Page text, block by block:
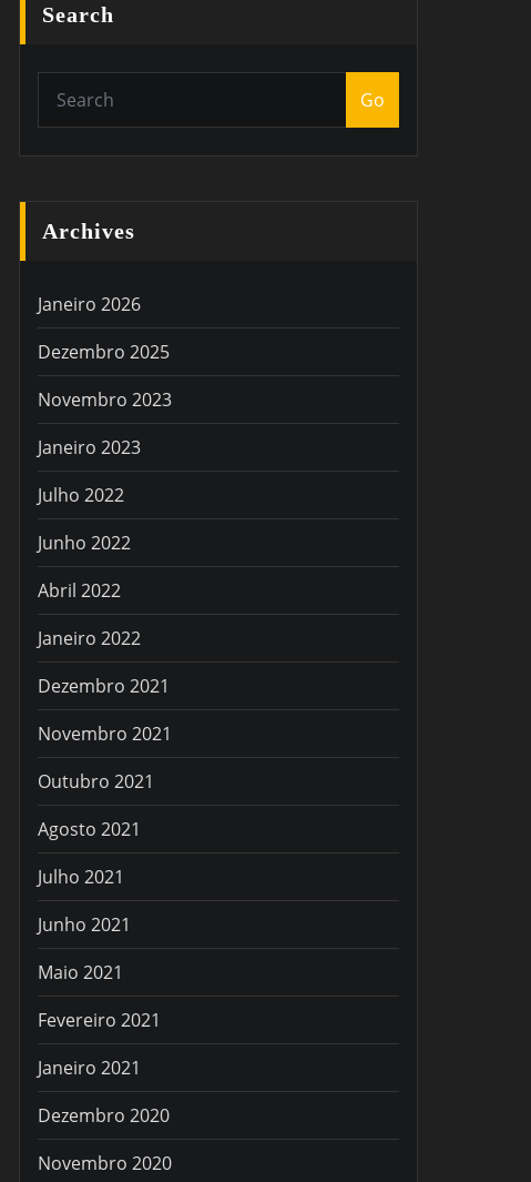
Search
Go
Archives
Janeiro 2026
Dezembro 2025
Novembro 2023
Janeiro 2023
Julho 2022
Junho 2022
Abril 2022
Janeiro 2022
Dezembro 2021
Novembro 2021
Outubro 2021
Agosto 2021
Julho 2021
Junho 2021
Maio 2021
Fevereiro 2021
Janeiro 2021
Dezembro 2020
Novembro 2020